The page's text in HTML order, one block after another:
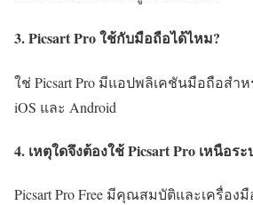
3. Picsart Pro ใช้กับมือถือได้ไหม?
ใช่ Picsart Pro มีแอปพลิเคชันมือถือสำ
iOS และ Android
4. เหตุใดจึงต้องใช้ Picsart Pro เหนือ
Picsart Pro Free มีคุณสมบัติและเครื่อ